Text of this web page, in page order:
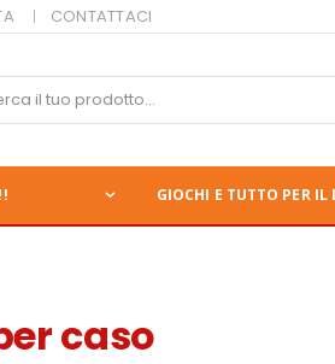
CONTATTACI
GIOCHI E TUTTO PER
caso